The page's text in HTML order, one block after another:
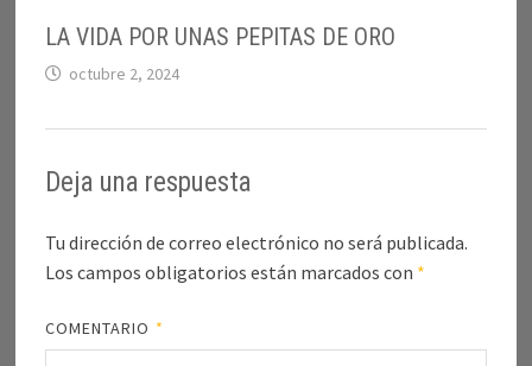
LA VIDA POR UNAS PEPITAS DE ORO
octubre 2, 2024
Deja una respuesta
Tu dirección de correo electrónico no será publicada.
Los campos obligatorios están marcados con *
COMENTARIO *